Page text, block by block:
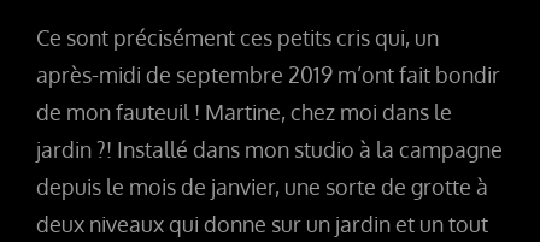
Ce sont précisément ces petits cris qui, un
après-midi de septembre 2019 m’ont fait bondir
de mon fauteuil ! Martine, chez moi dans le
jardin ?! Installé dans mon studio à la campagne
depuis le mois de janvier, une sorte de grotte à
deux niveaux qui donne sur un jardin et un tout